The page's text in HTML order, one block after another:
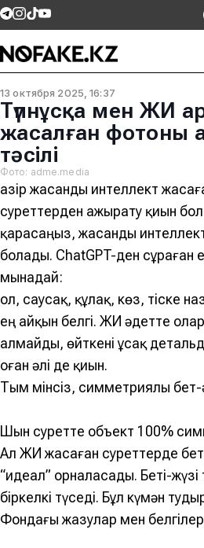
13 октября 2025, 16:37
Түпнұсқа мен ЖИ
жасалған фотоны
тәсілі
Фото: adme.media
Қазір жасанды интеллект
суреттерден ажырату қиын
қарасаңыз, жасанды
болады. ChatGPT-ден сұраған
мынадай:
Қол, саусақ, құлақ, көз, тіске
ең айқын белгі. ЖИ әдетте
алмайды, өйткені ұсақ
оған әлі де қиын.
Тым мінсіз, симметриялы бет-
Шын суретте объект 100%
Ал ЖИ жасаған суреттерде
“идеал” орналасады. Беті-
біркелкі түседі. Бұл күмән
Фондағы жазулар мен